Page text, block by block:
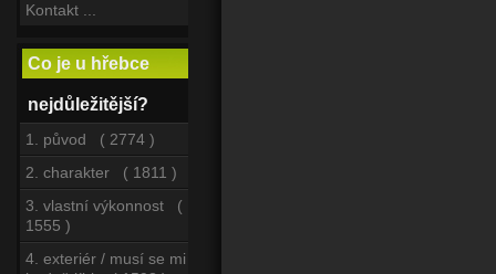
Kontakt ...
Co je u hřebce
nejdůležitější?
1. původ ( 2774 )
2. charakter ( 1811 )
3. vlastní výkonnost (
1555 )
4. exteriér / musí se mi